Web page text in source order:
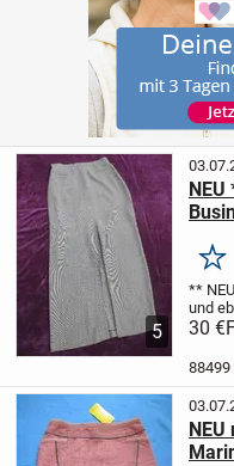
5
**
und
Karos
30 €
88499
NEU